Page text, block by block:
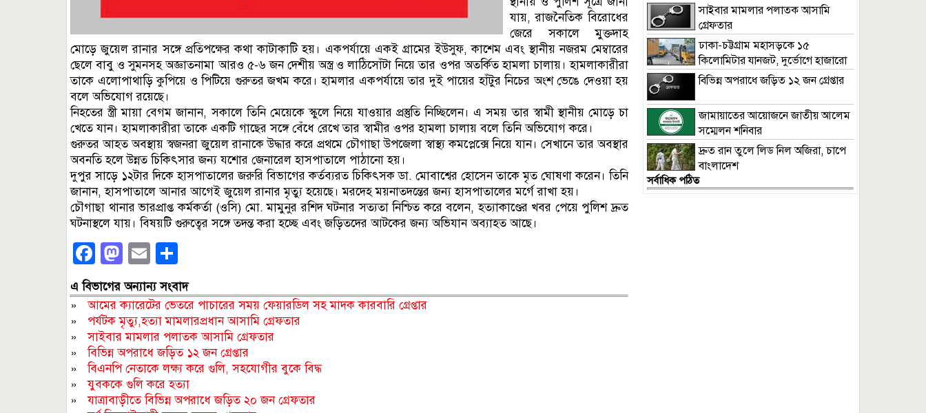
যায়, রাজনৈতিক বিরোধের
জেরে সকালে মুক্তদাহ
মোড়ে জুয়েল রানার সঙ্গে প্রতিপক্ষের কথা কাটাকাটি হয়। একপর্যায়ে একই গ্রামের ইউসুফ, কাশেম এবং স্থানীয় নজরম মেম্বারের
ছেলে বাবু ও সুমনসহ অজ্ঞাতনামা আরও ৫-৬ জন দেশীয় অস্ত্র ও লাঠিসোঁটা নিয়ে তার ওপর অতর্কিত হামলা চালায়। হামলাকারীরা
তাকে এলোপাথাড়ি কুপিয়ে ও পিটিয়ে গুরুতর জখম করে। হামলার একপর্যায়ে তার দুই পায়ের হাঁটুর নিচের অংশ ভেঙে দেওয়া হয়
বলে অভিযোগ রয়েছে।
নিহতের স্ত্রী মায়া বেগম জানান, সকালে তিনি মেয়েকে স্কুলে নিয়ে যাওয়ার প্রস্তুতি নিচ্ছিলেন। এ সময় তার স্বামী স্থানীয় মোড়ে চা
খেতে যান। হামলাকারীরা তাকে একটি গাছের সঙ্গে বেঁধে রেখে তার স্বামীর ওপর হামলা চালায় বলে তিনি অভিযোগ করে।
গুরুতর আহত অবস্থায় স্বজনরা জুয়েল রানাকে উদ্ধার করে প্রথমে চৌগাছা উপজেলা স্বাস্থ্য কমপ্লেক্সে নিয়ে যান। সেখানে তার অবস্থার
অবনতি হলে উন্নত চিকিৎসার জন্য যশোর জেনারেল হাসপাতালে পাঠানো হয়।
দুপুর সাড়ে ১২টার দিকে হাসপাতালের জরুরি বিভাগের কর্তব্যরত চিকিৎসক ডা. মোবাশ্বের হোসেন তাকে মৃত ঘোষণা করেন। তিনি
জানান, হাসপাতালে আনার আগেই জুয়েল রানার মৃত্যু হয়েছে। মরদেহ ময়নাতদন্তের জন্য হাসপাতালের মর্গে রাখা হয়।
চৌগাছা থানার ভারপ্রাপ্ত কর্মকর্তা (ওসি) মো. মামুনুর রশিদ ঘটনার সত্যতা নিশ্চিত করে বলেন, হত্যাকাণ্ডের খবর পেয়ে পুলিশ দ্রুত
ঘটনাস্থলে যায়। বিষয়টি গুরুত্বের সঙ্গে তদন্ত করা হচ্ছে এবং জড়িতদের আটকের জন্য অভিযান অব্যাহত আছে।
Facebook
Mastodon
Email
এ বিভাগের অন্যান্য সংবাদ
»আমের ক্যারেটের ভেতরে পাচারের সময় ফেয়ারডিল সহ মাদক কারবারি গ্রেপ্তার
» পর্যটক মৃত্যু,হত্যা মামলারপ্রধান আসামি গ্রেফতার
»সাইবার মামলার পলাতক আসামি গ্রেফতার
»বিভিন্ন অপরাধে জড়িত ১২ জন গ্রেপ্তার
»বিএনপি নেতাকে লক্ষ্য করে গুলি, সহযোগীর বুকে বিদ্ধ
»যুবককে গুলি করে হত্যা
»যাত্রাবাড়ীতে বিভিন্ন অপরাধে জড়িত ২০ জন গ্রেফতার
সাইবার মামলার পলাতক আসামি
গ্রেফতার
ঢাকা-চট্টগ্রাম মহাসড়কে ১৫
কিলোমিটার যানজট, দুর্ভোগে হাজারো
যাত্রী
বিভিন্ন অপরাধে জড়িত ১২ জন গ্রেপ্তার
জামায়াতের আয়োজনে জাতীয় আলেম
সম্মেলন শনিবার
দ্রুত রান তুলে লিড নিল অজিরা, চাপে
বাংলাদেশ
সর্বাধিক পঠিত